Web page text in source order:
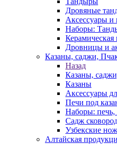
Дровяные
Аксессуары и
Наборы:
Керамическая
Дровницы и
Казаны, саджи,
Назад
Казаны,
Казаны
Аксессуары
Печи под
Наборы: печь,
Садж
Узбекские
Алтайская